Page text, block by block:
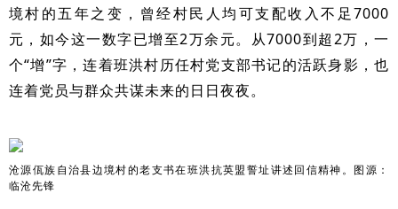
境村的五年之变，曾经村民人均可支配收入不足7000
元，如今这一数字已增至2万余元。从7000到超2万，一
个“增”字，连着班洪村历任村党支部书记的活跃身影，也
连着党员与群众共谋未来的日日夜夜。
沧源佤族自治县边境村的老支书在班洪抗英盟誓址讲述回信精神。图源：
临沧先锋